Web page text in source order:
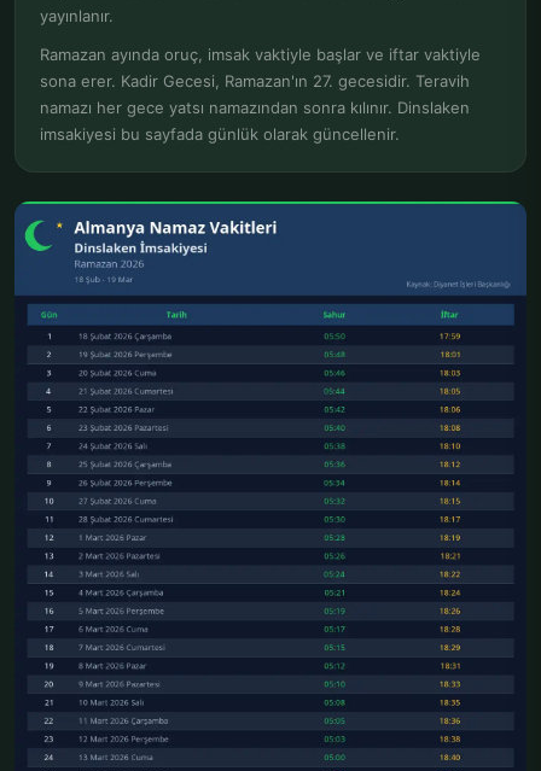
yayınlanır.
Ramazan ayında oruç, imsak vaktiyle başlar ve iftar vaktiyle
sona erer. Kadir Gecesi, Ramazan'ın 27. gecesidir. Teravih
namazı her gece yatsı namazından sonra kılınır. Dinslaken
imsakiyesi bu sayfada günlük olarak güncellenir.